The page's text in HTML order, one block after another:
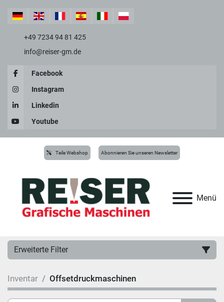
+49 7234 94 81 425
info@reiser-gm.de
Facebook
Instagram
Linkedin
Youtube
Menü
Teile Webshop Abonnieren Sie unseren Newsletter
Erweiterte Filter
Hersteller
Inventar Offsetdruckmaschinen